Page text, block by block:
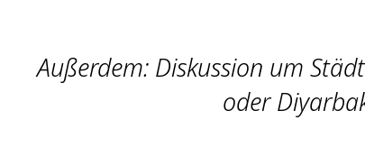
Außerdem: Diskussion um
oder